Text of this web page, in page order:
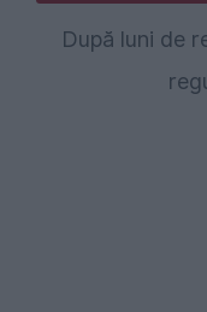
După luni de